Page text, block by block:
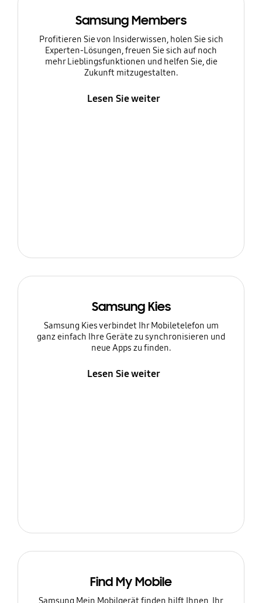
Samsung Members
Profitieren Sie von Insiderwissen, holen Sie sich
Experten-Lösungen, freuen Sie sich auf noch
mehr Lieblingsfunktionen und helfen Sie, die
Zukunft mitzugestalten.
Lesen Sie weiter
Samsung Kies
Samsung Kies verbindet Ihr Mobiletelefon um
ganz einfach Ihre Geräte zu synchronisieren und
neue Apps zu finden.
Lesen Sie weiter
Find My Mobile
Samsung Mein Mobilgerät finden hilft Ihnen, Ihr